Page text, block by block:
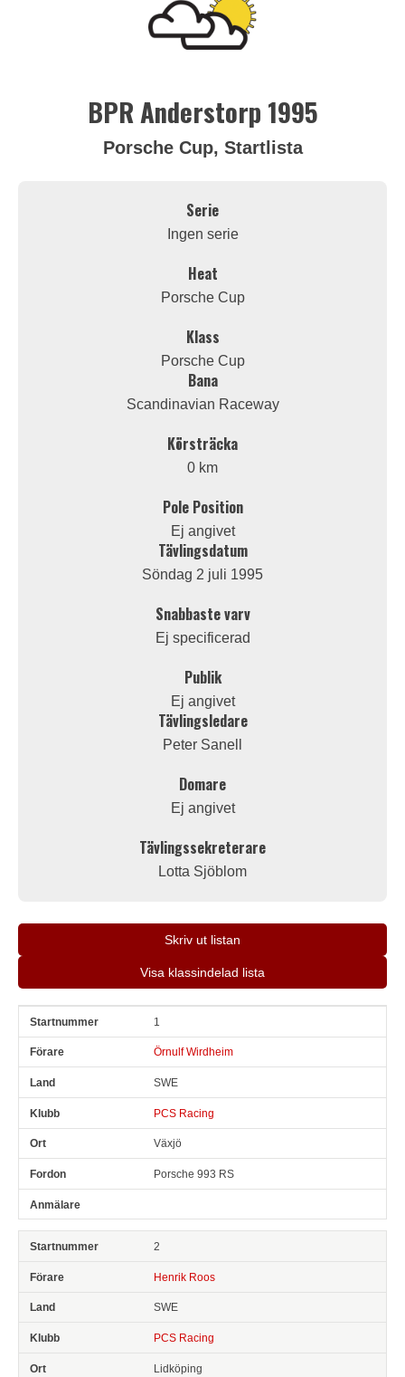
BPR Anderstorp 1995
Porsche Cup, Startlista
Serie
Ingen serie
Heat
Porsche Cup
Klass
Porsche Cup
Bana
Scandinavian Raceway
Körsträcka
0 km
Pole Position
Ej angivet
Tävlingsdatum
Söndag 2 juli 1995
Snabbaste varv
Ej specificerad
Publik
Ej angivet
Tävlingsledare
Peter Sanell
Domare
Ej angivet
Tävlingssekreterare
Lotta Sjöblom
Skriv ut listan
Visa klassindelad lista
Snr Förare 1
Örnulf Wirdheim
SWE
PCS Racing
Växjö
Porsche 993 RS
2
Henrik Roos
SWE
PCS Racing
Lidköping